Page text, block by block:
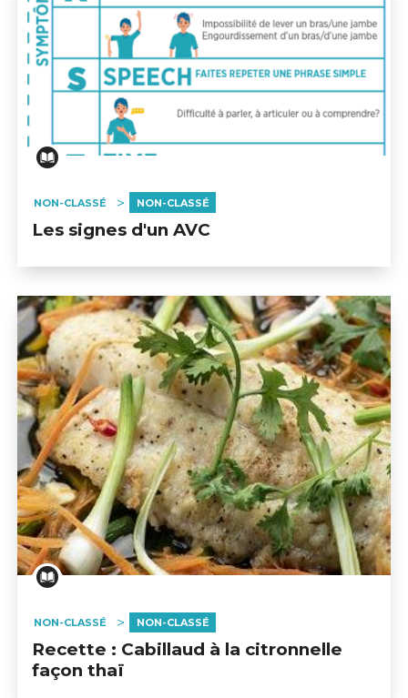
NON-CLASSÉ NON-CLASSÉ
Les signes d'un AVC
NON-CLASSÉ NON-CLASSÉ
Recette : Cabillaud à la citronnelle
façon thaï